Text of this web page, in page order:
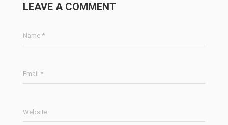
LEAVE A COMMENT
Name *
Email *
Website